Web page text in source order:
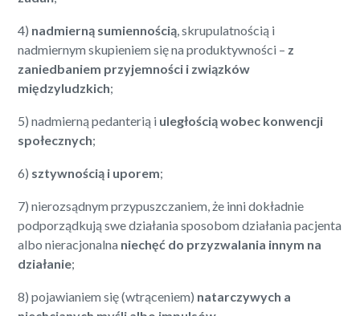
4) nadmierną sumiennością, skrupulatnością i
nadmiernym skupieniem się na produktywności – z
zaniedbaniem przyjemności i związków
międzyludzkich;
5) nadmierną pedanterią i uległością wobec konwencji
społecznych;
6) sztywnością i uporem;
7) nierozsądnym przypuszczaniem, że inni dokładnie
podporządkują swe działania sposobom działania pacjenta
albo nieracjonalna niechęć do przyzwalania innym na
działanie;
8) pojawianiem się (wtrąceniem) natarczywych a